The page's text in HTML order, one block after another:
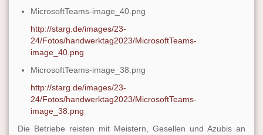
MicrosoftTeams-image_40.png
http://starg.de/images/23-
24/Fotos/handwerktag2023/MicrosoftTeams-
image_40.png
MicrosoftTeams-image_38.png
http://starg.de/images/23-
24/Fotos/handwerktag2023/MicrosoftTeams-
image_38.png
Die Betriebe reisten mit Meistern, Gesellen und Azubis an